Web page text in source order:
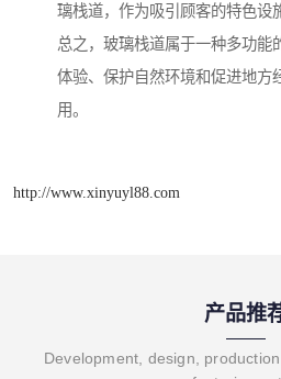
璃栈道，作为吸引顾客的特色设
总之，玻璃栈道属于一种多功能
体验、保护自然环境和促进地方
用。
http://www.xinyuyl88.com
产品推
Development, design,